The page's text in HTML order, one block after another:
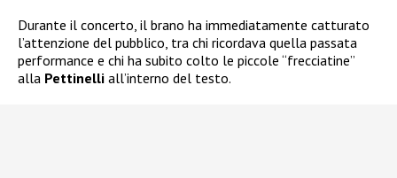
Durante il concerto, il brano ha immediatamente catturato
l’attenzione del pubblico, tra chi ricordava quella passata
performance e chi ha subito colto le piccole “frecciatine”
alla Pettinelli all’interno del testo.